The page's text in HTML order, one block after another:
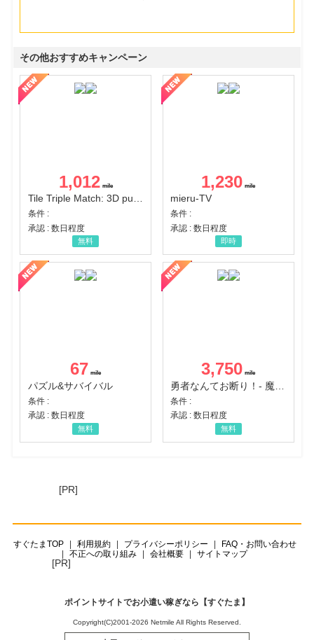
その他おすすめキャンペーン
1,012
Tile Triple Match: 3D puzzle
条件 :
承認 : 数日程度
無料
1,230
mieru-TV
条件 :
承認 : 数日程度
即時
67
パズル&サバイバル
条件 :
承認 : 数日程度
無料
3,750
条件 :
承認 : 数日程度
無料
[PR]
すぐたまTOP 利用規約 プライバシーポリシー
FAQ・お問い合わせ
不正への取り組み
会社概要 サイトマップ
[PR]
ポイントサイトでお小遣い稼ぎなら【すぐたま】
Copyright(C)2001-2026 Netmile All Rights Reserved.